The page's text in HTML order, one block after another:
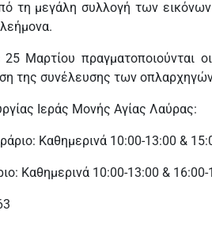
τη μεγάλη συλλογή των
Μαρτίου πραγματοποιούνται
της συνέλευσης των
Ιεράς Μονής Αγίας Λαύρας:
Καθημερινά 10:00-13:00 &
Καθημερινά 10:00-13:00 & 16:00-